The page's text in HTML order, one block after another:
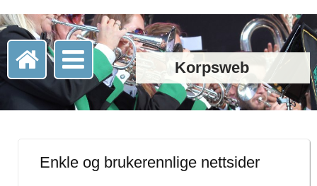
Korpsweb
Enkle og brukerennlige nettsider